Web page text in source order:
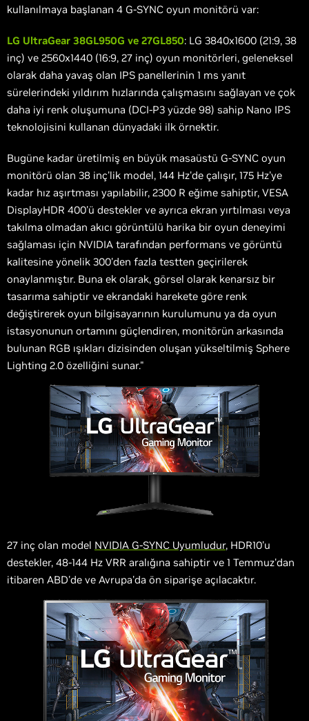
kullanılmaya başlanan 4 G-SYNC oyun monitörü var:
LG UltraGear 38GL950G ve 27GL850: LG 3840x1600 (21:9, 38
inç) ve 2560x1440 (16:9, 27 inç) oyun monitörleri, geleneksel
olarak daha yavaş olan IPS panellerinin 1 ms yanıt
sürelerindeki yıldırım hızlarında çalışmasını sağlayan ve çok
daha iyi renk oluşumuna (DCI-P3 yüzde 98) sahip Nano IPS
teknolojisini kullanan dünyadaki ilk örnektir.
Bugüne kadar üretilmiş en büyük masaüstü G-SYNC oyun
monitörü olan 38 inç'lik model, 144 Hz'de çalışır, 175 Hz'ye
kadar hız aşırtması yapılabilir, 2300 R eğime sahiptir, VESA
DisplayHDR 400'ü destekler ve ayrıca ekran yırtılması veya
takılma olmadan akıcı görüntülü harika bir oyun deneyimi
sağlaması için NVIDIA tarafından performans ve görüntü
kalitesine yönelik 300'den fazla testten geçirilerek
onaylanmıştır. Buna ek olarak, görsel olarak kenarsız bir
tasarıma sahiptir ve ekrandaki harekete göre renk
değiştirerek oyun bilgisayarının kurulumunu ya da oyun
istasyonunun ortamını güçlendiren, monitörün arkasında
bulunan RGB ışıkları dizisinden oluşan yükseltilmiş Sphere
Lighting 2.0 özelliğini sunar."
27 inç olan model NVIDIA G-SYNC Uyumludur, HDR10'u
destekler, 48-144 Hz VRR aralığına sahiptir ve 1 Temmuz'dan
itibaren ABD'de ve Avrupa'da ön siparişe açılacaktır.